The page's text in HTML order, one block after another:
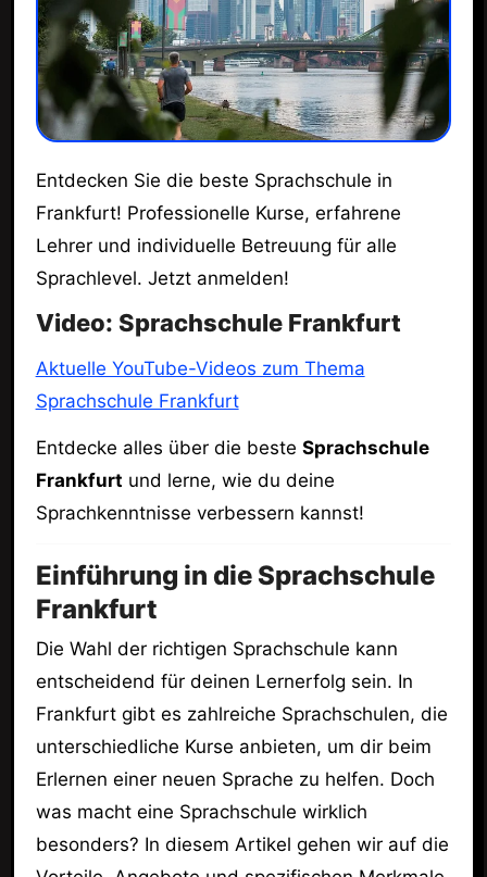
Entdecken Sie die beste Sprachschule in
Frankfurt! Professionelle Kurse, erfahrene
Lehrer und individuelle Betreuung für alle
Sprachlevel. Jetzt anmelden!
Video: Sprachschule Frankfurt
Aktuelle YouTube-Videos zum Thema
Sprachschule Frankfurt
Entdecke alles über die beste Sprachschule
Frankfurt und lerne, wie du deine
Sprachkenntnisse verbessern kannst!
Einführung in die Sprachschule
Frankfurt
Die Wahl der richtigen Sprachschule kann
entscheidend für deinen Lernerfolg sein. In
Frankfurt gibt es zahlreiche Sprachschulen, die
unterschiedliche Kurse anbieten, um dir beim
Erlernen einer neuen Sprache zu helfen. Doch
was macht eine Sprachschule wirklich
besonders? In diesem Artikel gehen wir auf die